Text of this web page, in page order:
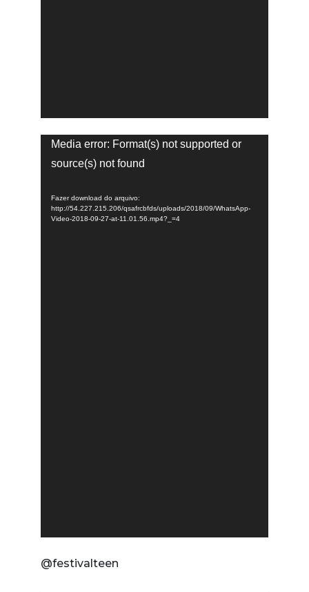
Tocador
de
Media error: Format(s) not supported or
source(s) not found
Fazer download do arquivo:
http://54.227.215.206/qsafrcbfds/uploads/2018/09/WhatsApp-
Video-2018-09-27-at-11.01.56.mp4?_=4
@festivalteen